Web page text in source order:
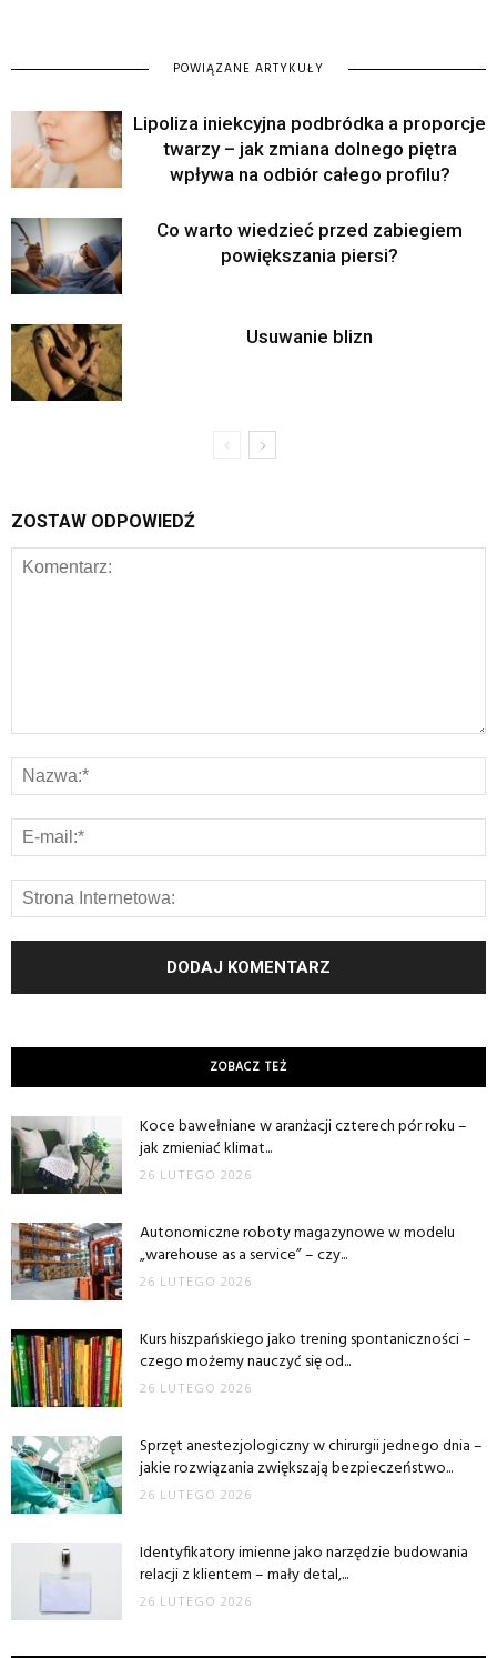
POWIĄZANE ARTYKUŁY
Lipoliza iniekcyjna podbródka a proporcje
twarzy – jak zmiana dolnego piętra
wpływa na odbiór całego profilu?
Co warto wiedzieć przed zabiegiem
powiększania piersi?
Usuwanie blizn
ZOSTAW ODPOWIEDŹ
ZOBACZ TEŻ
Koce bawełniane w aranżacji czterech pór roku –
jak zmieniać klimat...
26 LUTEGO 2026
Autonomiczne roboty magazynowe w modelu
„warehouse as a service” – czy...
26 LUTEGO 2026
Kurs hiszpańskiego jako trening spontaniczności –
czego możemy nauczyć się od...
26 LUTEGO 2026
Sprzęt anestezjologiczny w chirurgii jednego dnia –
jakie rozwiązania zwiększają bezpieczeństwo...
26 LUTEGO 2026
Identyfikatory imienne jako narzędzie budowania
relacji z klientem – mały detal,...
26 LUTEGO 2026